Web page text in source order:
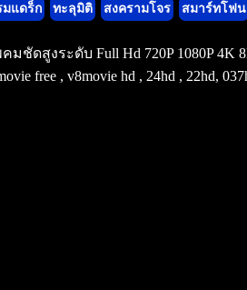
แดร็ก ทะลุมิติ สงครามโจร สมาร์ทโฟน
ชัดสูงระดับ Full Hd 720P 1080P
, v8movie hd , 24hd , 22hd,